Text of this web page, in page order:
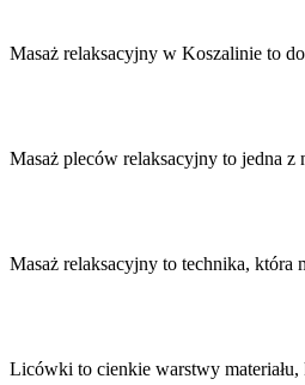
Masaż relaksacyjny w Koszalinie to
Masaż pleców relaksacyjny to jedna
Masaż relaksacyjny to technika, która
Licówki to cienkie warstwy
wpisu